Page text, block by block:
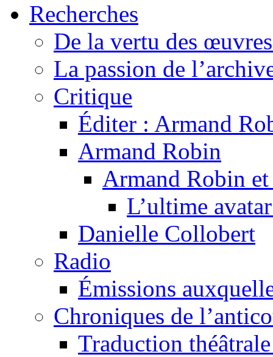
Recherches
De la vertu des
La passion de
Critique
Éditer : Armand
Armand Robin
Armand Robin
L’ultime
Danielle Collobert
Radio
Émissions
Chroniques de
Traduction